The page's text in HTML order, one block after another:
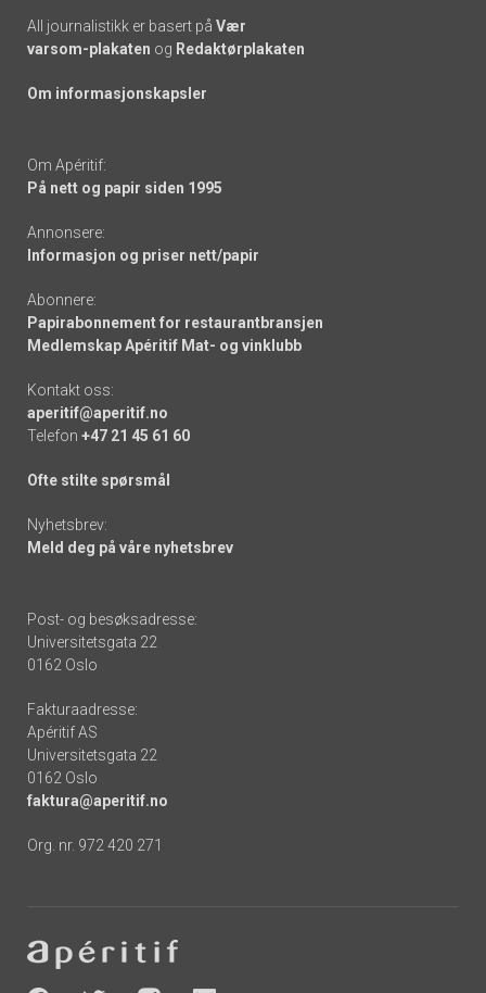
All journalistikk er basert på Vær
varsom-plakaten og Redaktørplakaten
Om informasjonskapsler
Om Apéritif:
På nett og papir siden 1995
Annonsere:
Informasjon og priser nett/papir
Abonnere:
Papirabonnement for restaurantbransjen
Medlemskap Apéritif Mat- og vinklubb
Kontakt oss:
aperitif@aperitif.no
Telefon +47 21 45 61 60
Ofte stilte spørsmål
Nyhetsbrev:
Meld deg på våre nyhetsbrev
Post- og besøksadresse:
Universitetsgata 22
0162 Oslo
Fakturaadresse:
Apéritif AS
Universitetsgata 22
0162 Oslo
faktura@aperitif.no
Org. nr. 972 420 271
-